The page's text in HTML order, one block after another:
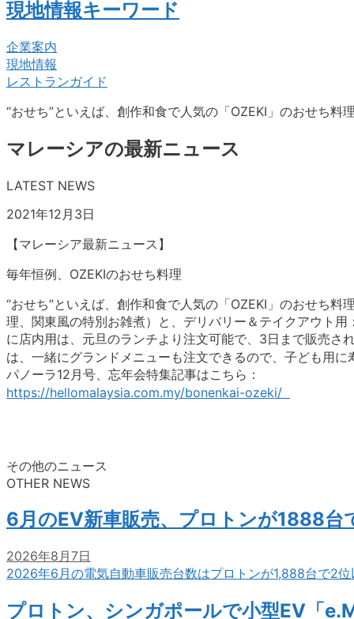
現地情報キーワード
企業案内
現地情報
レストランガイド
“おせち”といえば、創作和食で人気の「OZEKI」のおせち料
マレーシアの最新ニュース
LATEST NEWS
2021年12月3日
【マレーシア最新ニュース】
毎年恒例、OZEKIのおせち料理
“おせち”といえば、創作和食で人気の「OZEKI」のおせち
理、関東風の特別お雑煮）と、デリバリー＆テイクアウト
に店内用は、元旦のランチより注文可能で、3日まで販売さ
は、一緒にグランドメニューも注文できるので、子ども用
パノーラ12月号、忘年会特集記事はこちら：
https://hellomalaysia.com.my/bonenkai-ozeki/
その他のニュース
OTHER NEWS
6月のEV新車販売、プロトンが1888台
2026年8月7日
2026年6月の電気自動車販売台数はプロトンが1,888台で2
プロトン、シンガポールで小型EV「